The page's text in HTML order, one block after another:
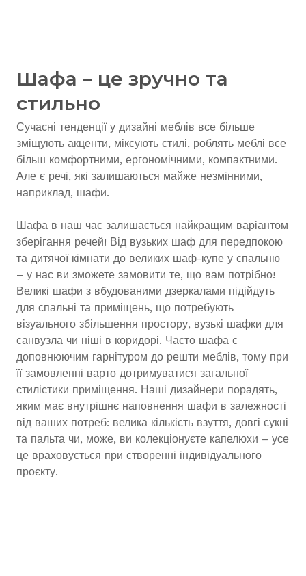
Шафа – це зручно та
стильно
Сучасні тенденції у дизайні меблів все більше
зміщують акценти, міксують стилі, роблять меблі все
більш комфортними, ергономічними, компактними.
Але є речі, які залишаються майже незмінними,
наприклад, шафи.
Шафа в наш час залишається найкращим варіантом
зберігання речей! Від вузьких шаф для передпокою
та дитячої кімнати до великих шаф-купе у спальню
– у нас ви зможете замовити те, що вам потрібно!
Великі шафи з вбудованими дзеркалами підійдуть
для спальні та приміщень, що потребують
візуального збільшення простору, вузькі шафки для
санвузла чи ніші в коридорі. Часто шафа є
доповнюючим гарнітуром до решти меблів, тому при
її замовленні варто дотримуватися загальної
стилістики приміщення. Наші дизайнери порадять,
яким має внутрішнє наповнення шафи в залежності
від ваших потреб: велика кількість взуття, довгі сукні
та пальта чи, може, ви колекціонуєте капелюхи – усе
це враховується при створенні індивідуального
проєкту.